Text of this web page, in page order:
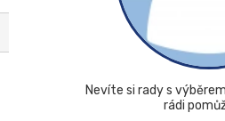
Nevíte si rady s
rádi